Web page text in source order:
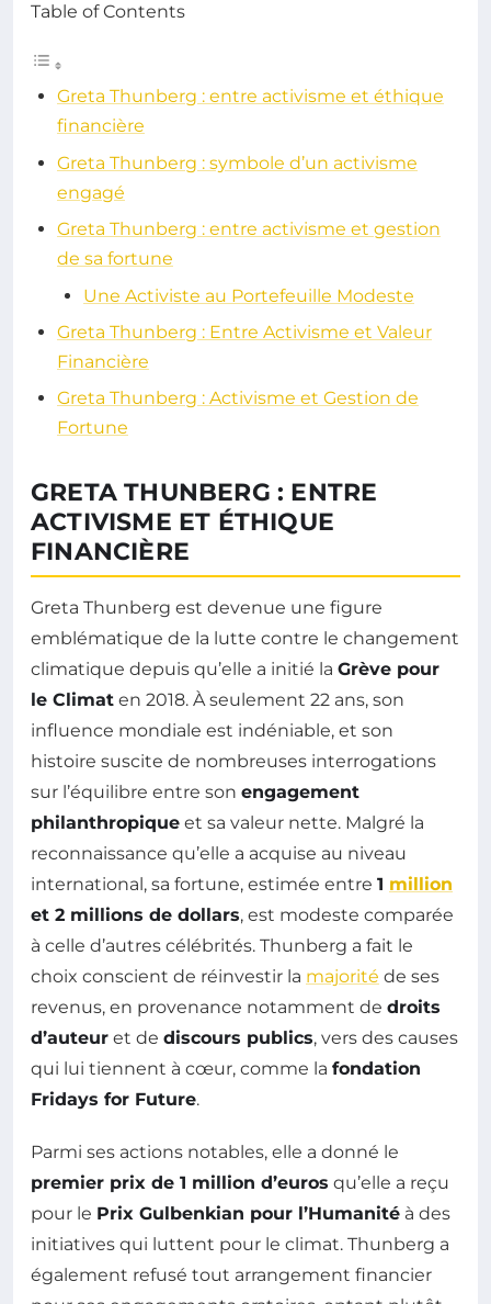
Table of Contents
Greta Thunberg : entre activisme et éthique
financière
Greta Thunberg : symbole d’un activisme
engagé
Greta Thunberg : entre activisme et gestion
de sa fortune
Une Activiste au Portefeuille Modeste
Greta Thunberg : Entre Activisme et Valeur
Financière
Greta Thunberg : Activisme et Gestion de
Fortune
GRETA THUNBERG : ENTRE
ACTIVISME ET ÉTHIQUE
FINANCIÈRE
Greta Thunberg est devenue une figure
emblématique de la lutte contre le changement
climatique depuis qu’elle a initié la Grève pour
le Climat en 2018. À seulement 22 ans, son
influence mondiale est indéniable, et son
histoire suscite de nombreuses interrogations
sur l’équilibre entre son engagement
philanthropique et sa valeur nette. Malgré la
reconnaissance qu’elle a acquise au niveau
international, sa fortune, estimée entre 1 million
et 2 millions de dollars, est modeste comparée
à celle d’autres célébrités. Thunberg a fait le
choix conscient de réinvestir la majorité de ses
revenus, en provenance notamment de droits
d’auteur et de discours publics, vers des causes
qui lui tiennent à cœur, comme la fondation
Fridays for Future.
Parmi ses actions notables, elle a donné le
premier prix de 1 million d’euros qu’elle a reçu
pour le Prix Gulbenkian pour l’Humanité à des
initiatives qui luttent pour le climat. Thunberg a
également refusé tout arrangement financier